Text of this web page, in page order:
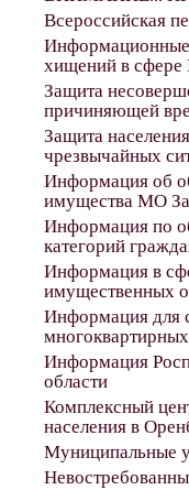
Всероссийская
Информационные
хищений в
Защита
причиняющей
Защита
чрезвычайных
Информация об
имущества МО
Информация по
категорий
Информация в
имущественных
Информация для
Информация
области
Комплексный
населения в
Муниципальные